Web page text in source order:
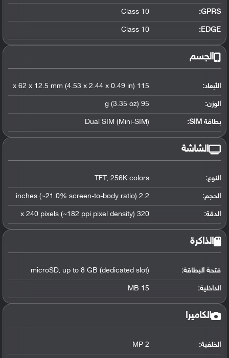
GPRS:
Class 10
EDGE:
Class 10
الجسم
الأبعاد: 115 x 62 x 12.5 mm (4.53 x 2.44 x 0.49 in)
الوزن: 95 g (3.35 oz)
بطاقة SIM: Dual SIM (Mini-SIM)
الشاشة
النوع: TFT, 256K colors
الحجم: 2.2 inches (~21.0% screen-to-body ratio)
الدقة: 320 x 240 pixels (~182 ppi pixel density)
الذاكرة
فتحة البطاقة: microSD, up to 8 GB (dedicated slot)
الداخلية: 15 MB
الكاميرا
الخلفية: 2 MP